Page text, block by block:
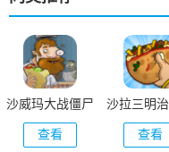
沙威玛大战僵尸
查看
沙拉三明
正版
查看